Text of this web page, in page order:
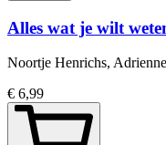
Alles wat je wilt
Noortje Henrichs,
€ 6,99